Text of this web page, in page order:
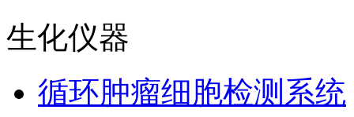
生化仪器
循环肿瘤细胞检测系统